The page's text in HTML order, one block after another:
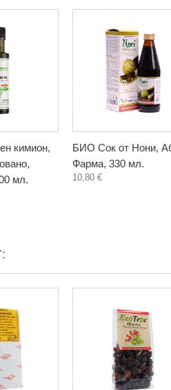
кимион,
мл.
БИО Сок от Нони,
Фарма, 330 мл.
10,80 €